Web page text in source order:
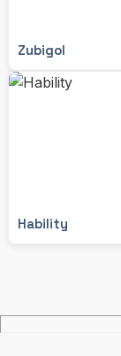
Zubigol
Hability